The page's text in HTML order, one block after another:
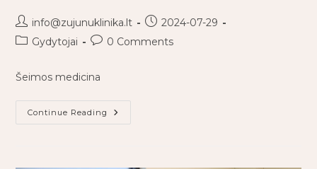
info@zujunuklinika.lt
2024-07-29
Gydytojai
0 Comments
Šeimos medicina
Continue Reading